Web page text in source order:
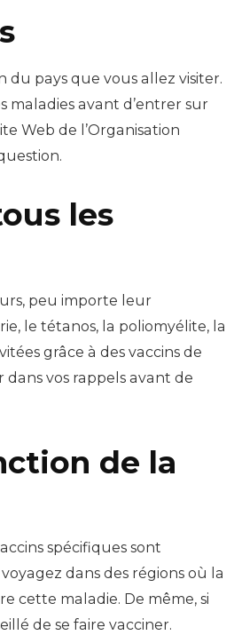
du pays que vous allez visiter.
maladies avant d’entrer sur
Web de l’Organisation
les
peu importe leur
le tétanos, la poliomyélite, la
grâce à des vaccins de
dans vos rappels avant de
de la
spécifiques sont
dans des régions où la
cette maladie. De même, si
de se faire vacciner.